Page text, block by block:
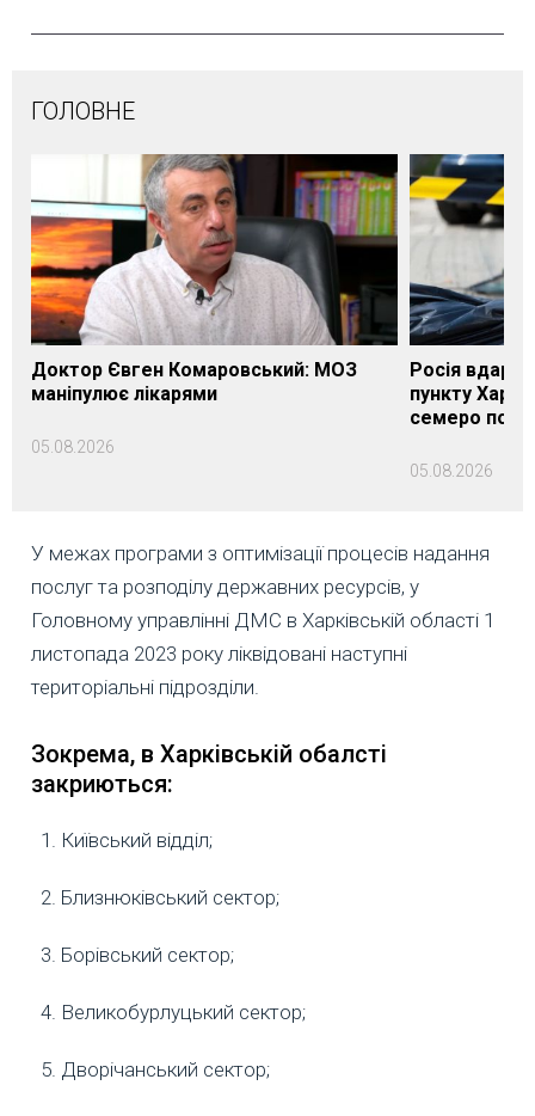
ГОЛОВНЕ
Доктор Євген Комаровський: МОЗ
маніпулює лікарями
05.08.2026
Росія
пункту
семеро
05.08.2026
У межах програми з оптимізації процесів надання
послуг та розподілу державних ресурсів, у
Головному управлінні ДМС в Харківській області 1
листопада 2023 року ліквідовані наступні
територіальні підрозділи.
Зокрема, в Харківській обалсті
закриються:
Київський відділ;
Близнюківський сектор;
Борівський сектор;
Великобурлуцький сектор;
Дворічанський сектор;